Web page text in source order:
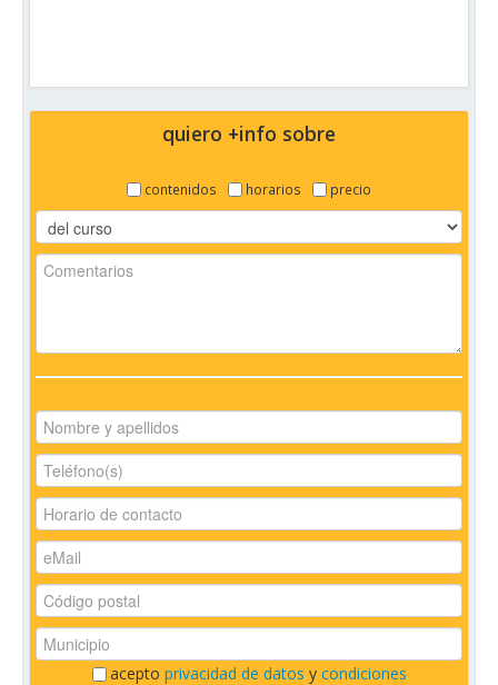
quiero +info sobre
contenidos horarios precio
acepto privacidad de datos y condiciones